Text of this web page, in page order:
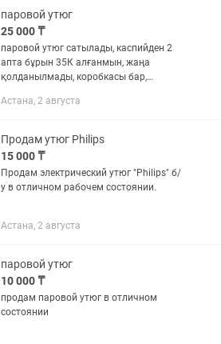
паровой утюг
25 000 ₸
паровой утюг сатылады, каспийден 2
апта бұрын 35К алғанмын, жаңа
қолданылмады, коробкасы бар,
керек болып тұр. 25К сатылады
Астана, 2 августа
Продам утюг Philips
15 000 ₸
Продам электрический утюг "Philips" б/
у в отличном рабочем состоянии.
Астана, 2 августа
паровой утюг
10 000 ₸
продам паровой утюг в отличном
состоянии